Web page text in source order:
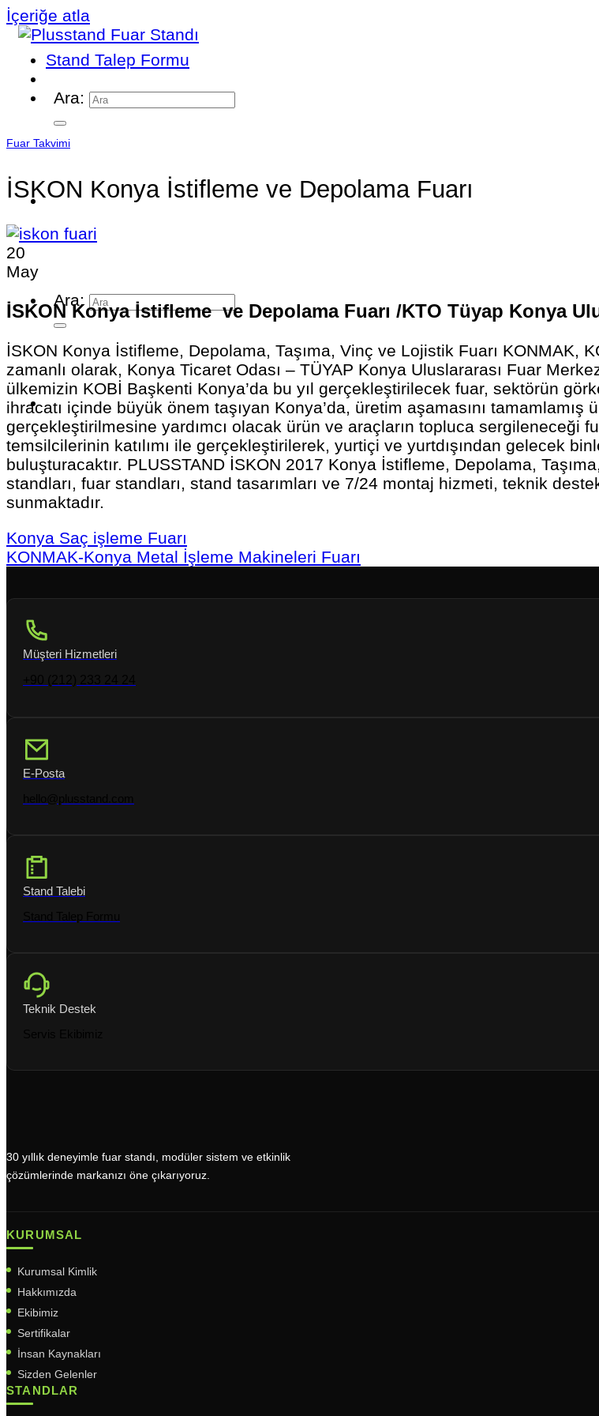
İçeriğe atla
Stand Talep Formu
Ara:
Ara:
Fuar Takvimi
İSKON Konya İstifleme ve Depolama Fuarı
20
May
İSKON Konya İstifleme ve Depolama Fuarı /KTO Tüyap Konya
İSKON Konya İstifleme, Depolama, Taşıma, Vinç ve Lojistik Fuarı KONMAK,
zamanlı olarak, Konya Ticaret Odası – TÜYAP Konya Uluslararası Fuar
ülkemizin KOBİ Başkenti Konya’da bu yıl gerçekleştirilecek fuar, sektörün
ihracatı içinde büyük önem taşıyan Konya’da, üretim aşamasını
gerçekleştirilmesine yardımcı olacak ürün ve araçların topluca sergileneceği
temsilcilerinin katılımı ile gerçekleştirilerek, yurtiçi ve yurtdışından gelecek
buluşturacaktır. PLUSSTAND İSKON 2017 Konya İstifleme, Depolama,
standları, fuar standları, stand tasarımları ve 7/24 montaj hizmeti, teknik
sunmaktadır.
Konya Saç işleme Fuarı
KONMAK-Konya Metal İşleme Makineleri Fuarı
Müşteri Hizmetleri
E-Posta
Stand Talebi
Teknik Destek
30 yıllık deneyimle fuar standı, modüler sistem ve etkinlik
çözümlerinde markanızı öne çıkarıyoruz.
KURUMSAL
Kurumsal Kimlik
Hakkımızda
Ekibimiz
Sertifikalar
İnsan Kaynakları
Sizden Gelenler
STANDLAR